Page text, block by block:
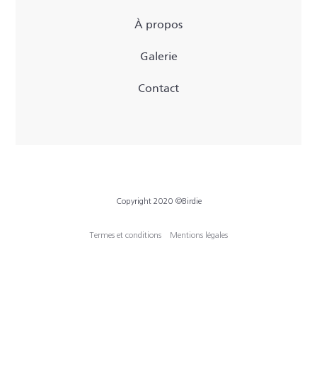
À propos
Galerie
Contact
Copyright 2020 ©Birdie
Termes et conditions Mentions légales